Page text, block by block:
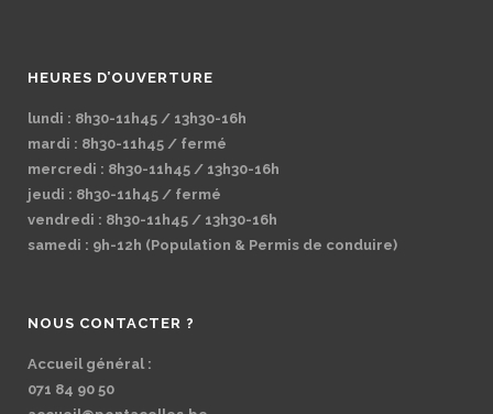
HEURES D’OUVERTURE
lundi : 8h30-11h45 / 13h30-16h
mardi : 8h30-11h45 / fermé
mercredi : 8h30-11h45 / 13h30-16h
jeudi : 8h30-11h45 / fermé
vendredi : 8h30-11h45 / 13h30-16h
samedi : 9h-12h (Population & Permis de conduire)
NOUS CONTACTER ?
Accueil général :
071 84 90 50